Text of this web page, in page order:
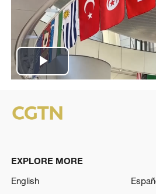
P
a
y
EXPLORE MORE
English